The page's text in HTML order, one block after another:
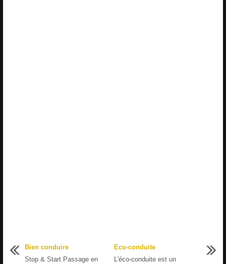
Bien conduire
Stop & Start Passage en
Eco-conduite
L'éco-conduite est un